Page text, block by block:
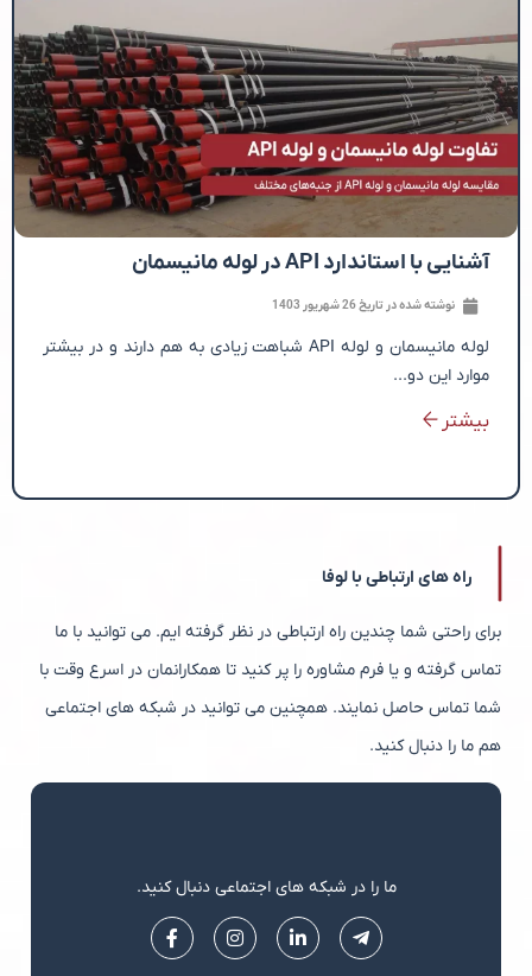
آشنایی با استاندارد API در لوله مانیسمان
نوشته شده در تاریخ26 شهریور 1403
لوله مانیسمان و لوله API شباهت زیادی به هم دارند و در بیشتر
موارد این دو...
بیشتر
راه های ارتباطی با لوفا
برای راحتی شما چندین راه ارتباطی در نظر گرفته ایم. می توانید با ما
تماس گرفته و یا فرم مشاوره را پر کنید تا همکارانمان در اسرع وقت با
شما تماس حاصل نمایند. همچنین می توانید در شبکه های اجتماعی
هم ما را دنبال کنید.
ما را در شبکه های اجتماعی دنبال کنید.